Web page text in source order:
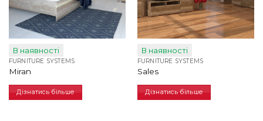
В наявності
FURNITURE SYSTEMS
Miran
Дізнатись більше
В наявності
FURNITURE SYSTEMS
Sales
Дізнатись більше